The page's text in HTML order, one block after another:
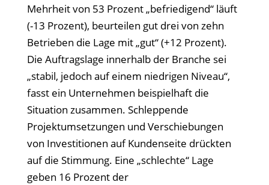
Mehrheit von 53 Prozent„befriedigend“ läuft
(-13 Prozent), beurteilen gut drei von zehn
Betrieben die Lage mit„gut“ (+12 Prozent).
Die Auftragslage innerhalb der Branche sei
„stabil, jedoch auf einem niedrigen Niveau“,
fasst ein Unternehmen beispielhaft die
Situation zusammen. Schleppende
Projektumsetzungen und Verschiebungen
von Investitionen auf Kundenseite drückten
auf die Stimmung. Eine „schlechte“ Lage
geben 16 Prozent der